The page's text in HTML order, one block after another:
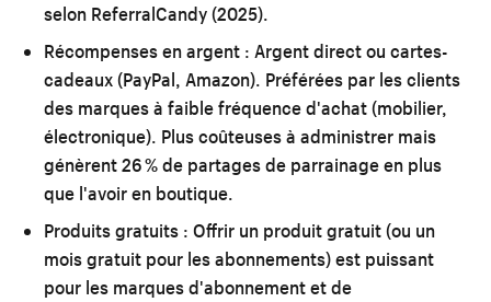
selon ReferralCandy (2025).
Récompenses en argent : Argent direct ou cartes-
cadeaux (PayPal, Amazon). Préférées par les clients
des marques à faible fréquence d'achat (mobilier,
électronique). Plus coûteuses à administrer mais
génèrent 26 % de partages de parrainage en plus
que l'avoir en boutique.
Produits gratuits : Offrir un produit gratuit (ou un
mois gratuit pour les abonnements) est puissant
pour les marques d'abonnement et de